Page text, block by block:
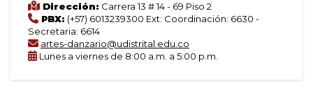
Dirección: Carrera 13 # 14 - 69 Piso 2
PBX: (+57) 6013239300 Ext: Coordinación: 6630 -
Secretaria: 6614
artes-danzario@udistrital.edu.co
Lunes a viernes de 8:00 a.m. a 5:00 p.m.